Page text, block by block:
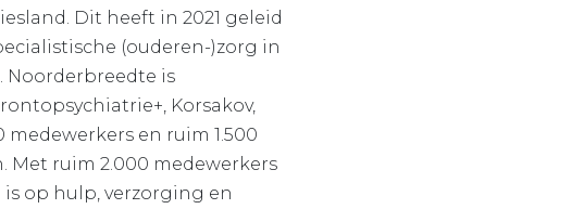
Dit heeft in 2021 geleid
(ouderen-)zorg in
is
Korsakov,
en ruim 1.500
Met ruim 2.000 medewerkers
op hulp, verzorging en